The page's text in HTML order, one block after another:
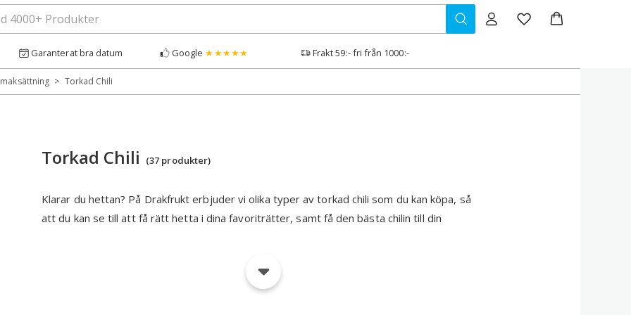
Garanterat bra datum Google ★★★★★ Frakt 59:- fri från 1000:-
> Torkad Chili
Torkad Chili (37 produkter)
Klarar du hettan? På Drakfrukt erbjuder vi olika typer av torkad chili som du kan köpa, så
att du kan se till att få rätt hetta i dina favoriträtter, samt få den bästa chilin till din
Inom asiatisk och mexikansk matlagning är torkade chilifrukter en integrerad del av en